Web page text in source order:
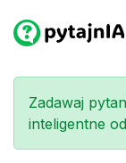
Zadawaj
inteligentne